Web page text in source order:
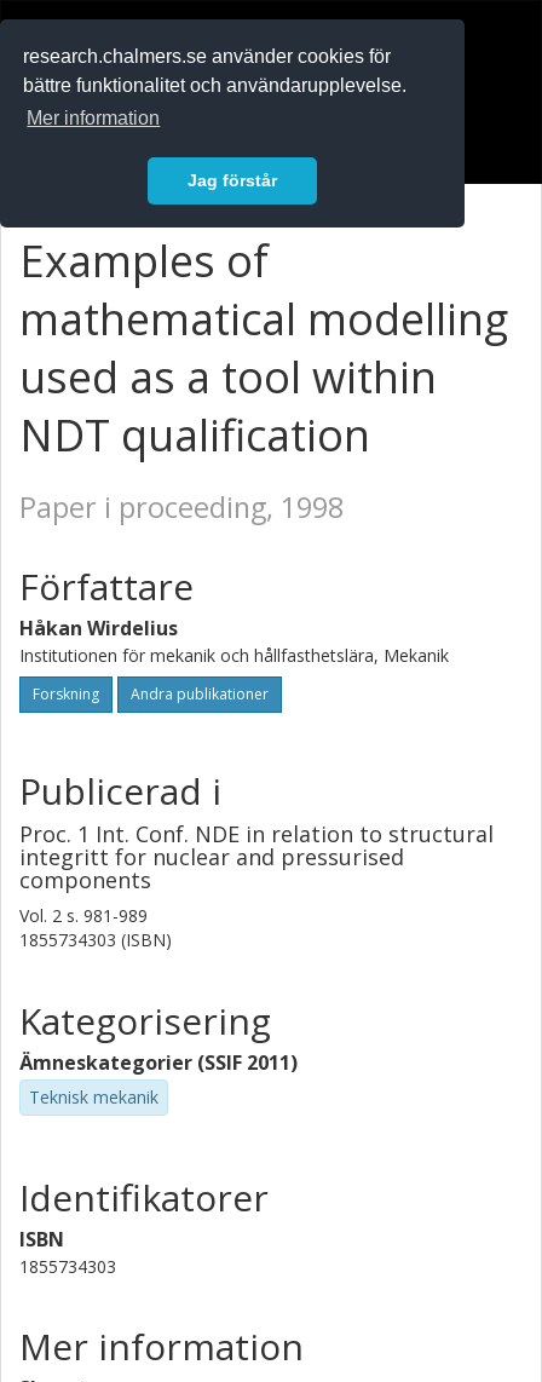
research.chalmers.se använder cookies för
bättre funktionalitet och användarupplevelse.
Mer information
Jag förstår
Examples of
mathematical modelling
used as a tool within
NDT qualification
Paper i proceeding, 1998
Författare
Håkan Wirdelius
Institutionen för mekanik och hållfasthetslära, Mekanik
Forskning Andra publikationer
Publicerad i
Proc. 1 Int. Conf. NDE in relation to structural
integritt for nuclear and pressurised
components
Vol. 2 s. 981-989
1855734303 (ISBN)
Kategorisering
Ämneskategorier (SSIF 2011)
Teknisk mekanik
Identifikatorer
ISBN
1855734303
Mer information